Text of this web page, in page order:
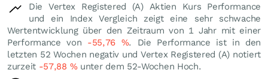
Die Vertex Registered (A) Aktien Kurs Performance
und ein Index Vergleich zeigt eine sehr schwache
Wertentwicklung über den Zeitraum von 1 Jahr mit einer
Performance von -55,76 %. Die Performance ist in den
letzten 52 Wochen negativ und Vertex Registered (A) notiert
zurzeit -57,88 %unter dem 52-Wochen Hoch.